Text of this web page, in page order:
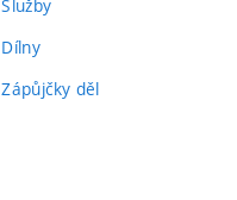
Služby
Dílny
Zápůjčky děl